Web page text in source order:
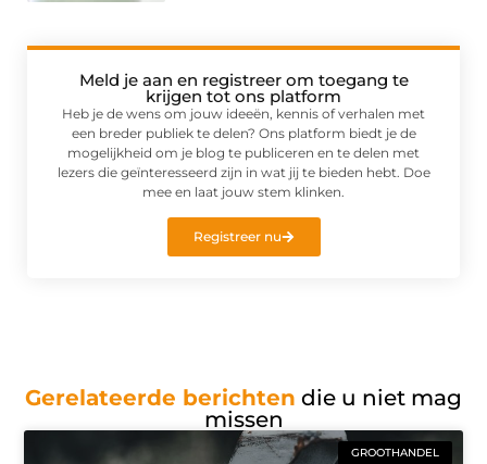
Meld je aan en registreer om toegang te
krijgen tot ons platform
Heb je de wens om jouw ideeën, kennis of verhalen met
een breder publiek te delen? Ons platform biedt je de
mogelijkheid om je blog te publiceren en te delen met
lezers die geïnteresseerd zijn in wat jij te bieden hebt. Doe
mee en laat jouw stem klinken.
Registreer nu
Gerelateerde berichten die u niet mag
missen
GROOTHANDEL